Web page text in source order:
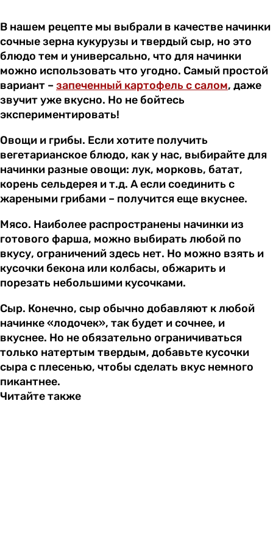
В нашем рецепте мы выбрали в качестве начинки
сочные зерна кукурузы и твердый сыр, но это
блюдо тем и универсально, что для начинки
можно использовать что угодно. Самый простой
вариант –запеченный картофель с салом, даже
звучит уже вкусно. Но не бойтесь
экспериментировать!
Овощи и грибы. Если хотите получить
вегетарианское блюдо, как у нас, выбирайте для
начинки разные овощи: лук, морковь, батат,
корень сельдерея и т.д. А если соединить с
жареными грибами – получится еще вкуснее.
Мясо. Наиболее распространены начинки из
готового фарша, можно выбирать любой по
вкусу, ограничений здесь нет. Но можно взять и
кусочки бекона или колбасы, обжарить и
порезать небольшими кусочками.
Сыр. Конечно, сыр обычно добавляют к любой
начинке «лодочек», так будет и сочнее, и
вкуснее. Но не обязательно ограничиваться
только натертым твердым, добавьте кусочки
сыра с плесенью, чтобы сделать вкус немного
пикантнее.
Читайте также